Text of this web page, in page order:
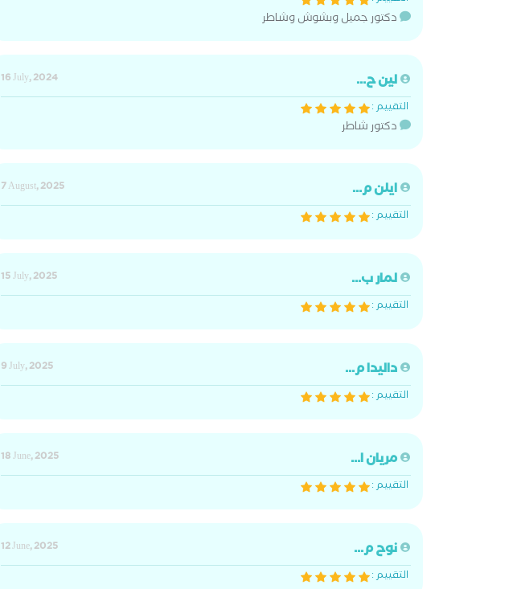
دكتور جميل وبشوش وشاطر
لين ح...
16 July, 2024
التقييم :
دكتور شاطر
ايلن م...
7 August, 2025
التقييم :
لمار ب...
15 July, 2025
التقييم :
داليدا م...
9 July, 2025
التقييم :
مريان ا...
18 June, 2025
التقييم :
نوح م...
12 June, 2025
التقييم :